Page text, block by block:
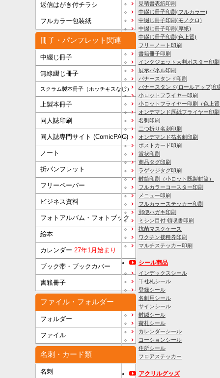
返信はがき付チラシ
フルカラー包装紙
冊子・パンフレット関連
中綴じ冊子
無線綴じ冊子
スクラム製本冊子（ホッチキスなし）
上製本冊子
同人誌印刷
同人誌専門サイト (ComicPAC)
ノート
折パンフレット
フリーペーパー
ビジネス資料
フォトアルバム・フォトブック
絵本
カレンダー 27年1月始まり
ブック帯・ブックカバー
書籍冊子
ファイル・フォルダー
フォルダー
ファイル
名刺・カード類
名刺
見積書表紙印刷
中綴じ冊子印刷(フルカラー)
中綴じ冊子印刷(モノクロ)
中綴じ冊子印刷(厚紙)
中綴じ冊子印刷(色上質)
フリーノート印刷
書籍冊子印刷
インクジェット大判ポスター印刷
展示パネル印刷
バナースタンド印刷
バナースタンド(ロールアップ)印
小ロットフライヤー印刷
小ロットフライヤー印刷（色上
オンデマンド厚紙フライヤー印刷
名刺印刷
二つ折り名刺印刷
オンデマンド箔名刺印刷
ポストカード印刷
賞状印刷
商品タグ印刷
ラゲッジタグ印刷
封筒印刷
（小ロット既製封筒）
フルカラーコースター印刷
メニュー印刷
フルカラーステッカー印刷
郵便ハガキ印刷
ミシン目付 領収書印刷
抗菌マスクケース
ワクチン接種券印刷
マルチステッカー印刷
シール商品
インデックスシール
千社札シール
登録シール
名刺用シール
サインシール
封緘シール
荷札シール
カレンダーシール
コーションシール
住所シール
フロアステッカー
アクリルグッズ